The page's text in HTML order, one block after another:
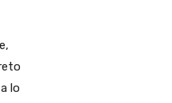
lo